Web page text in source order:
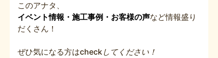
このアナタ、
イベント情報・施工事例・お客様の声など情報盛り
だくさん！
ぜひ気になる方はcheckしてください！